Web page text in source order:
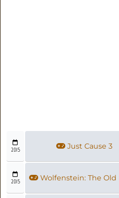
2015 Just Cause 3
2015 Wolfenstein: The Old